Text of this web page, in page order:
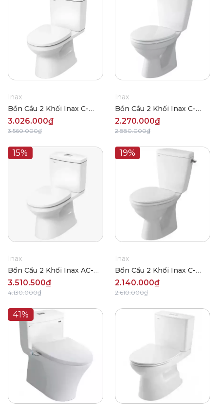
Inax
Bồn Cầu 2 Khối Inax C-
504VWN
3.026.000₫
3.560.000₫
Inax
Bồn Cầu 2 Khối Inax C-
108VAN
2.270.000₫
2.880.000₫
15%
Inax
Bồn Cầu 2 Khối Inax AC-
504VWN
3.510.500₫
4.130.000₫
19%
Inax
Bồn Cầu 2 Khối Inax C-
117VAN
2.140.000₫
2.610.000₫
41%